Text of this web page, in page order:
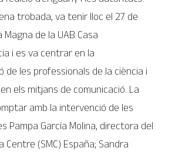
trobada, va tenir lloc el 27 de
Magna de la UAB Casa
i es va centrar en la
de les professionals de la ciència i
els mitjans de comunicació. La
amb la intervenció de les
Pampa García Molina, directora del
Centre (SMC) España; Sandra